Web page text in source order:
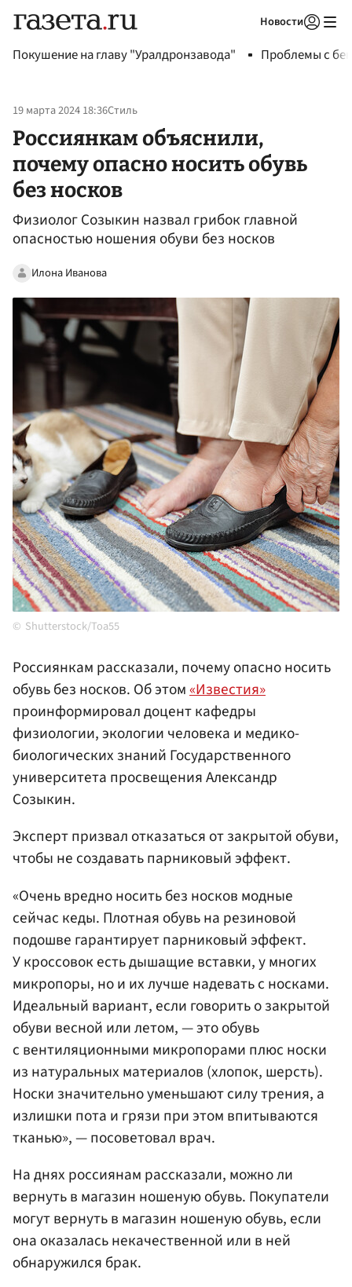
Новости
Покушение на главу "Уралдронзавода" Проблемы с
19 марта 2024 18:36Стиль
Россиянкам объяснили,
почему опасно носить обувь
без носков
Физиолог Созыкин назвал грибок главной
опасностью ношения обуви без носков
Илона Иванова
Shutterstock/Toa55
Россиянкам рассказали, почему опасно носить
обувь без носков. Об этом«Известия»
проинформировал доцент кафедры
физиологии, экологии человека и медико-
биологических знаний Государственного
университета просвещения Александр
Созыкин.
Эксперт призвал отказаться от закрытой обуви,
чтобы не создавать парниковый эффект.
«Очень вредно носить без носков модные
сейчас кеды. Плотная обувь на резиновой
подошве гарантирует парниковый эффект.
У кроссовок есть дышащие вставки, у многих
микропоры, но и их лучше надевать с носками.
Идеальный вариант, если говорить о закрытой
обуви весной или летом, — это обувь
с вентиляционными микропорами плюс носки
из натуральных материалов (хлопок, шерсть).
Носки значительно уменьшают силу трения, а
излишки пота и грязи при этом впитываются
тканью», — посоветовал врач.
На днях россиянам рассказали, можно ли
вернуть в магазин ношеную обувь. Покупатели
могут вернуть в магазин ношеную обувь, если
она оказалась некачественной или в ней
обнаружился брак.